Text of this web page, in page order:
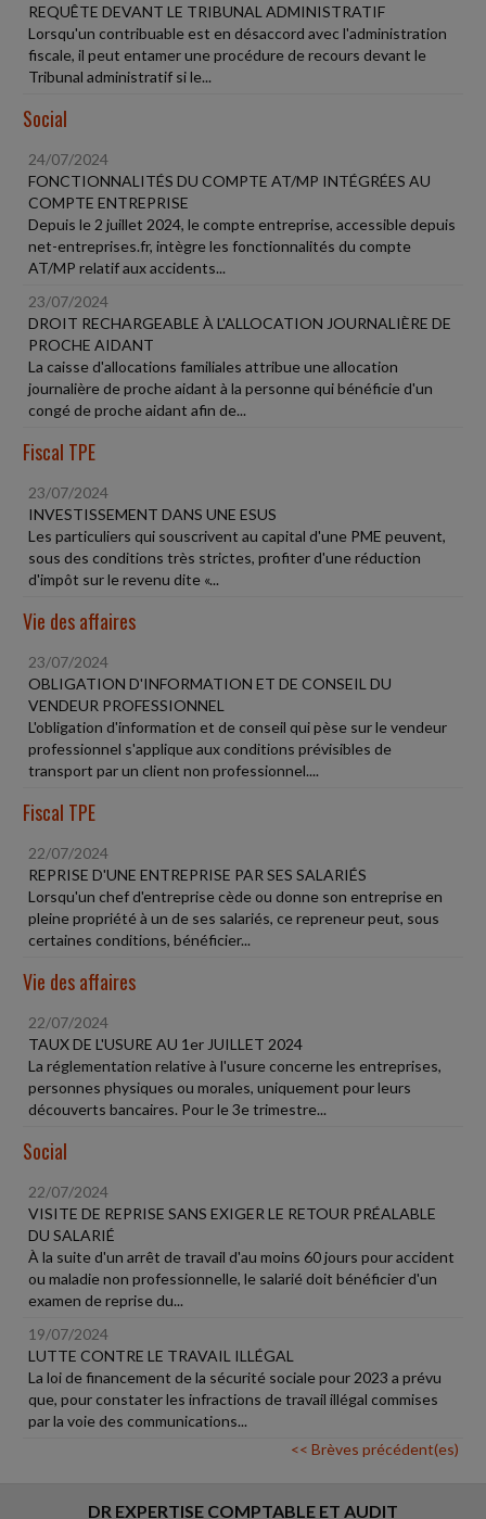
REQUÊTE DEVANT LE TRIBUNAL ADMINISTRATIF
Lorsqu'un contribuable est en désaccord avec l'administration
fiscale, il peut entamer une procédure de recours devant le
Tribunal administratif si le...
Social
24/07/2024
FONCTIONNALITÉS DU COMPTE AT/MP INTÉGRÉES AU
COMPTE ENTREPRISE
Depuis le 2 juillet 2024, le compte entreprise, accessible depuis
net-entreprises.fr, intègre les fonctionnalités du compte
AT/MP relatif aux accidents...
23/07/2024
DROIT RECHARGEABLE À L'ALLOCATION JOURNALIÈRE DE
PROCHE AIDANT
La caisse d'allocations familiales attribue une allocation
journalière de proche aidant à la personne qui bénéficie d'un
congé de proche aidant afin de...
Fiscal TPE
23/07/2024
INVESTISSEMENT DANS UNE ESUS
Les particuliers qui souscrivent au capital d'une PME peuvent,
sous des conditions très strictes, profiter d'une réduction
d'impôt sur le revenu dite «...
Vie des affaires
23/07/2024
OBLIGATION D'INFORMATION ET DE CONSEIL DU
VENDEUR PROFESSIONNEL
L'obligation d'information et de conseil qui pèse sur le vendeur
professionnel s'applique aux conditions prévisibles de
transport par un client non professionnel....
Fiscal TPE
22/07/2024
REPRISE D'UNE ENTREPRISE PAR SES SALARIÉS
Lorsqu'un chef d'entreprise cède ou donne son entreprise en
pleine propriété à un de ses salariés, ce repreneur peut, sous
certaines conditions, bénéficier...
Vie des affaires
22/07/2024
TAUX DE L'USURE AU 1er JUILLET 2024
La réglementation relative à l'usure concerne les entreprises,
personnes physiques ou morales, uniquement pour leurs
découverts bancaires. Pour le 3e trimestre...
Social
22/07/2024
VISITE DE REPRISE SANS EXIGER LE RETOUR PRÉALABLE
DU SALARIÉ
À la suite d'un arrêt de travail d'au moins 60 jours pour accident
ou maladie non professionnelle, le salarié doit bénéficier d'un
examen de reprise du...
19/07/2024
LUTTE CONTRE LE TRAVAIL ILLÉGAL
La loi de financement de la sécurité sociale pour 2023 a prévu
que, pour constater les infractions de travail illégal commises
par la voie des communications...
<< Brèves précédent(es)
DR EXPERTISE COMPTABLE ET AUDIT